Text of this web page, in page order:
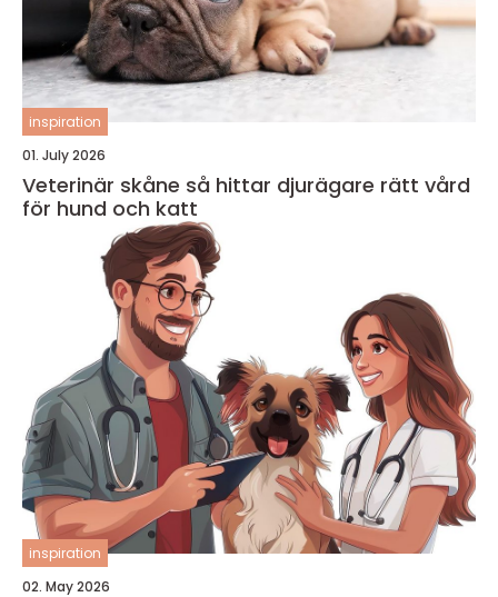
inspiration
01. July 2026
Veterinär skåne så hittar djurägare rätt vård
för hund och katt
inspiration
02. May 2026